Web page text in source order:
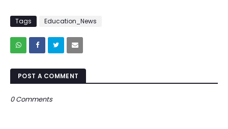
Tags Education_News
POST A COMMENT
0 Comments